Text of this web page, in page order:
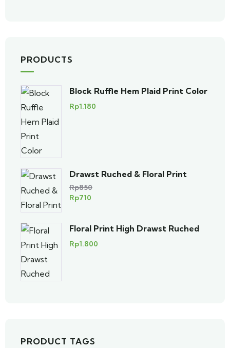
PRODUCTS
Block Ruffle Hem Plaid Print Color
Rp1.180
Drawst Ruched & Floral Print
Rp850
Rp710
Floral Print High Drawst Ruched
Rp1.800
PRODUCT TAGS